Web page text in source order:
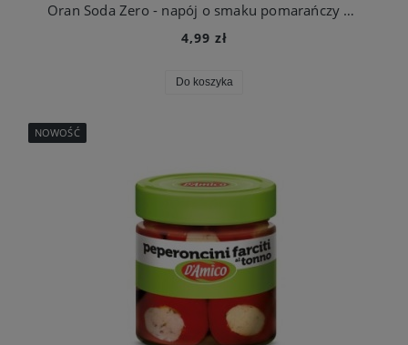
Oran Soda Zero - napój o smaku pomarańczy BEZ cukru 330ml POMARAŃCZ Terme di Crodo
4,99 zł
Do koszyka
NOWOŚĆ